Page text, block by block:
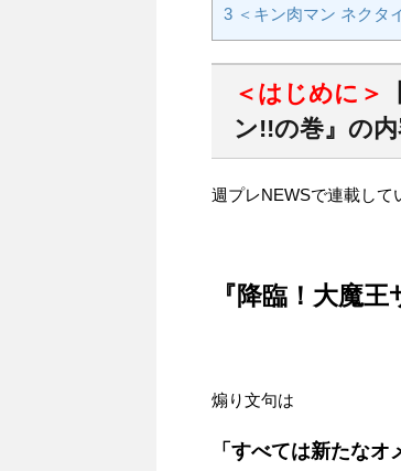
3 ＜キン肉マン ネクタ
＜はじめに＞
ン!!の巻』の
週プレNEWSで連載して
『降臨！大魔王
煽り文句は
「すべては新たなオ